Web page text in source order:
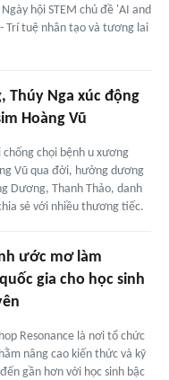
hội STEM chủ đề 'AI and
Trí tuệ nhân tạo và tương lai
Thúy Nga xúc động
Hoàng Vũ
chọi bệnh u xương
Vũ qua đời, hưởng dương
Dương, Thanh Thảo, danh
sẻ với nhiều thương tiếc.
ước mơ làm
gia cho học sinh
Resonance là nơi tổ chức
nâng cao kiến thức và kỹ
gần hơn với học sinh bậc